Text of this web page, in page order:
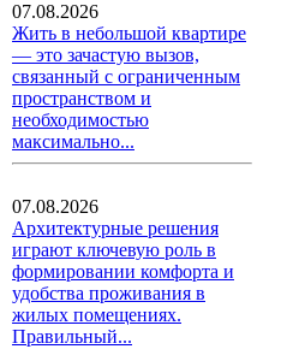
07.08.2026
Жить в небольшой квартире
— это зачастую вызов,
связанный с ограниченным
пространством и
необходимостью
максимально...
07.08.2026
Архитектурные решения
играют ключевую роль в
формировании комфорта и
удобства проживания в
жилых помещениях.
Правильный...